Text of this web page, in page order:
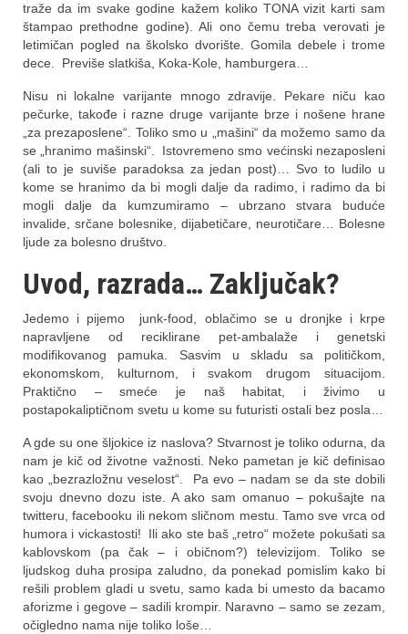
traže da im svake godine kažem koliko TONA vizit karti sam
štampao prethodne godine). Ali ono čemu treba verovati je
letimičan pogled na školsko dvorište. Gomila debele i trome
dece. Previše slatkiša, Koka-Kole, hamburgera…
Nisu ni lokalne varijante mnogo zdravije. Pekare niču kao
pečurke, takođe i razne druge varijante brze i nošene hrane
„za prezaposlene“. Toliko smo u „mašini“ da možemo samo da
se „hranimo mašinski“. Istovremeno smo većinski nezaposleni
(ali to je suviše paradoksa za jedan post)… Svo to ludilo u
kome se hranimo da bi mogli dalje da radimo, i radimo da bi
mogli dalje da kumzumiramo – ubrzano stvara buduće
invalide, srčane bolesnike, dijabetičare, neurotičare… Bolesne
ljude za bolesno društvo.
Uvod, razrada… Zaključak?
Jedemo i pijemo junk-food, oblačimo se u dronjke i krpe
napravljene od reciklirane pet-ambalaže i genetski
modifikovanog pamuka. Sasvim u skladu sa političkom,
ekonomskom, kulturnom, i svakom drugom situacijom.
Praktično – smeće je naš habitat, i živimo u
postapokaliptičnom svetu u kome su futuristi ostali bez posla…
A gde su one šljokice iz naslova? Stvarnost je toliko odurna, da
nam je kič od životne važnosti. Neko pametan je kič definisao
kao „bezrazložnu veselost“. Pa evo – nadam se da ste dobili
svoju dnevno dozu iste. A ako sam omanuo – pokušajte na
twitteru, facebooku ili nekom sličnom mestu. Tamo sve vrca od
humora i vickastosti! Ili ako ste baš „retro“ možete pokušati sa
kablovskom (pa čak – i običnom?) televizijom. Toliko se
ljudskog duha prosipa zaludno, da ponekad pomislim kako bi
rešili problem gladi u svetu, samo kada bi umesto da bacamo
aforizme i gegove – sadili krompir. Naravno – samo se zezam,
očigledno nama nije toliko loše…